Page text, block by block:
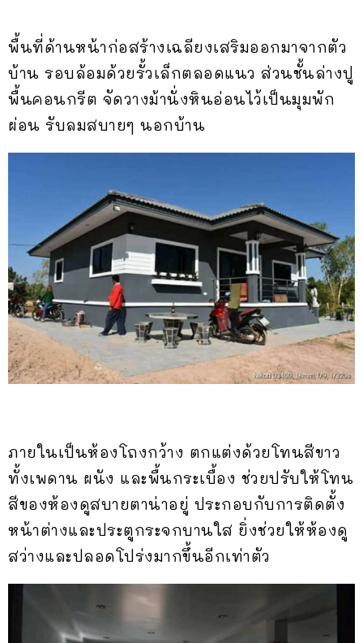
พื้นที่ด้านหน้าก่อสร้างเฉลียงเสริมออกมาจากตัว
บ้าน รอบล้อมด้วยรั้วเล็กตลอดแนว ส่วนชั้นล่างปู
พื้นคอนกรีต จัดวางม้านั่งหินอ่อนไว้เป็นมุมพัก
ผ่อน รับลมสบายๆ นอกบ้าน
ภายในเป็นห้องโถงกว้าง ตกแต่งด้วยโทนสีขาว
ทั้งเพดาน ผนัง และพื้นกระเบื้อง ช่วยปรับให้โทน
สีของห้องดูสบายตาน่าอยู่ ประกอบกับการติดตั้ง
หน้าต่างและประตูกระจกบานใส ยิ่งช่วยให้ห้องดู
สว่างและปลอดโปร่งมากขึ้นอีกเท่าตัว